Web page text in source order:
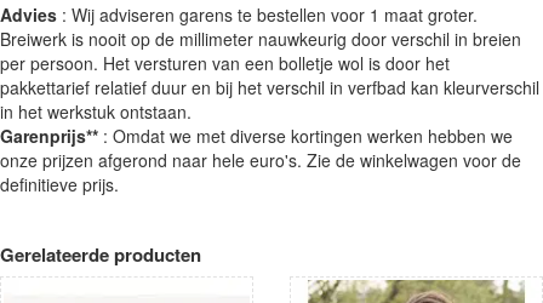
Advies : Wij adviseren garens te bestellen voor 1 maat groter.
Breiwerk is nooit op de millimeter nauwkeurig door verschil in breien
per persoon. Het versturen van een bolletje wol is door het
pakkettarief relatief duur en bij het verschil in verfbad kan kleurverschil
in het werkstuk ontstaan.
Garenprijs** : Omdat we met diverse kortingen werken hebben we
onze prijzen afgerond naar hele euro's. Zie de winkelwagen voor de
definitieve prijs.
Gerelateerde producten